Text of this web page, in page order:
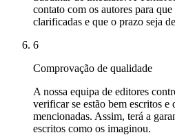
contato com os autores para
clarificadas e que o prazo seja
6
Comprovação de qualidade
A nossa equipa de editores
verificar se estão bem escritos e
mencionadas. Assim, terá a
escritos como os imaginou.